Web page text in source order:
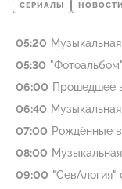
СЕРИАЛЫ НОВОСТИ
05:20
05:30
06:00 Прошедшее
06:40
07:00 Рождённые
08:00
09:00